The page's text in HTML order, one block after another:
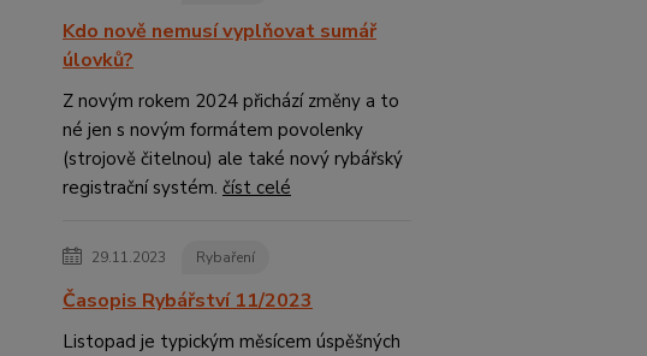
Kdo nově nemusí vyplňovat sumář
úlovků?
Z novým rokem 2024 přichází změny a to
né jen s novým formátem povolenky
(strojově čitelnou) ale také nový rybářský
registrační systém. číst celé
29.11.2023 Rybaření
Časopis Rybářství 11/2023
Listopad je typickým měsícem úspěšných